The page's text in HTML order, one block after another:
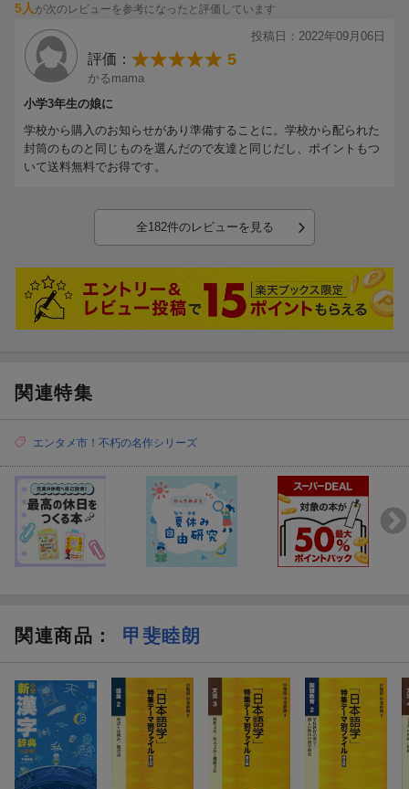
味がわからないからこの言葉の意味を教えて～」とよく頼まれま
す。はっきり言って不要品です。
あまりにひどいので、制作に携わった人たちを調べると小学校の教
員は殆どおらず、専門外の大学の教授などばかり。それはわかりづ
らいわけです。
小学生用の辞書を謳うならば、ほとんどの小学生が知っているよう
な認知度の高い言葉をなるべく使うなど、工夫があってしかるべ
き。それがわからない人たちが集まってコソコソ作った教材には価
値などない。
もっと子供と関わる仕事をしている人と協力して、全て見直すつも
5人が次のレビューを参考になったと評価しています
投稿日：2022年09月06日
評価： 5
かるmama
小学3年生の娘に
学校から購入のお知らせがあり準備することに。学校から配られた
封筒のものと同じものを選んだので友達と同じだし、ポイントもつ
いて送料無料でお得です。
全182件のレビューを見る
関連特集
エンタメ市！不朽の名作シリーズ
関連商品 ： 甲斐睦朗